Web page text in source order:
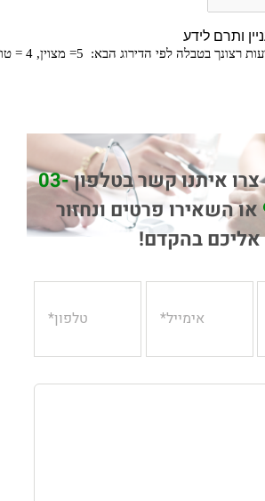
איתנו קשר בטלפון03-
או השאירו פרטים ונחזור
אליכם בהקדם!